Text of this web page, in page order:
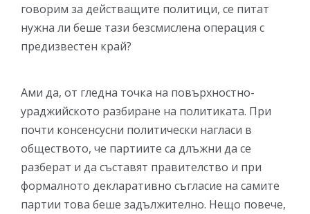
говорим за действащите политици, се питат
нужна ли беше тази безсмислена операция с
предизвестен край?
Ами да, от гледна точка на повърхностно-
ураджийското разбиране на политиката. При
почти консенсусни политически нагласи в
обществото, че партиите са длъжни да се
разберат и да съставят правителство и при
формалното декларативно съгласие на самите
партии това беше задължително. Нещо повече,